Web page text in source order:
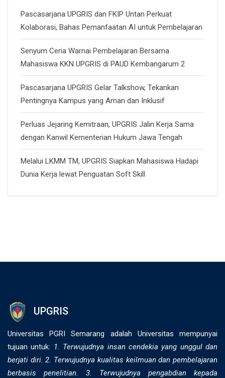
Pascasarjana UPGRIS dan FKIP Untan Perkuat
Kolaborasi, Bahas Pemanfaatan AI untuk Pembelajaran
Senyum Ceria Warnai Pembelajaran Bersama
Mahasiswa KKN UPGRIS di PAUD Kembangarum 2
Pascasarjana UPGRIS Gelar Talkshow, Tekankan
Pentingnya Kampus yang Aman dan Inklusif
Perluas Jejaring Kemitraan, UPGRIS Jalin Kerja Sama
dengan Kanwil Kementerian Hukum Jawa Tengah
Melalui LKMM TM, UPGRIS Siapkan Mahasiswa Hadapi
Dunia Kerja lewat Penguatan Soft Skill
UPGRIS
Universitas PGRI Semarang adalah Universitas mempunyai
tujuan untuk: 1. Terwujudnya insan cendekia yang unggul dan
berjati diri. 2. ⁠Terwujudnya kualitas keilmuan dan pembelajaran
berbasis penelitian. 3. Terwujudnya pengabdian kepada